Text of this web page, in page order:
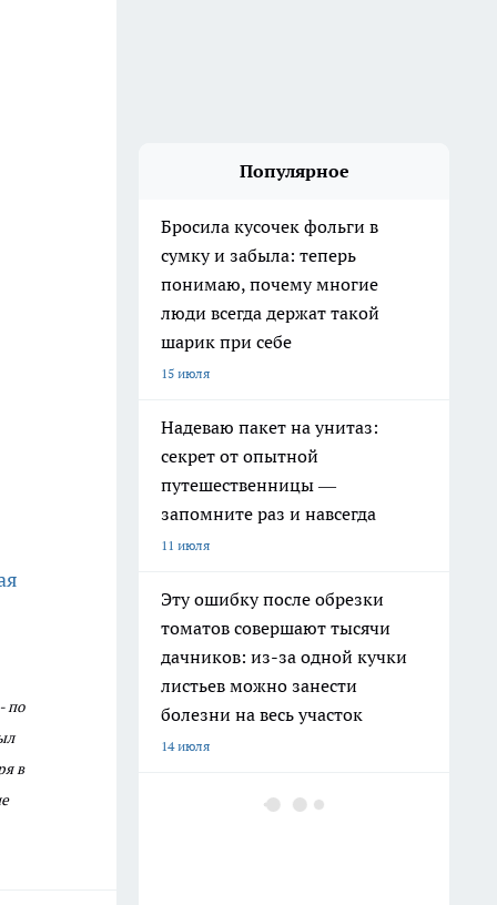
по
в
Популярное
Бросила кусочек фольги в
сумку и забыла: теперь
понимаю, почему многие
люди всегда держат такой
шарик при себе
15 июля
Надеваю пакет на унитаз:
секрет от опытной
путешественницы —
запомните раз и навсегда
11 июля
Эту ошибку после обрезки
томатов совершают тысячи
дачников: из-за одной кучки
листьев можно занести
болезни на весь участок
14 июля
Высокие грядки уже не предел